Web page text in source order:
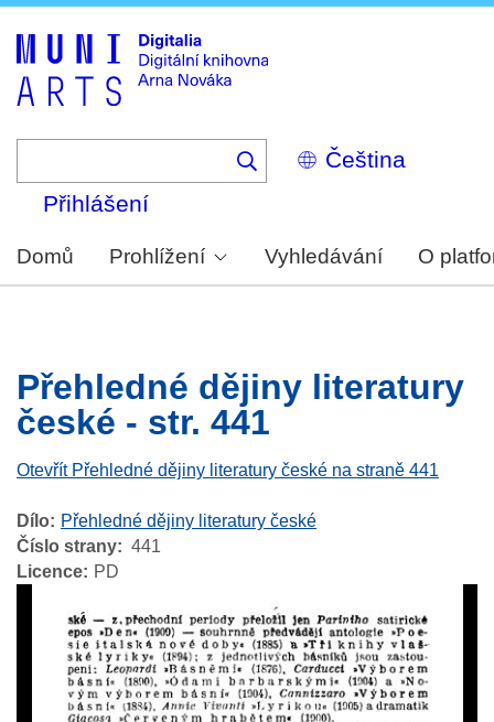
Select
your
Přihlášení
Domů Prohlížení Vyhledávání O
Přehledné dějiny literatury
české - str. 441
Otevřít Přehledné dějiny literatury české na straně 441
Dílo
Přehledné dějiny literatury české
Číslo strany
441
Licence
PD